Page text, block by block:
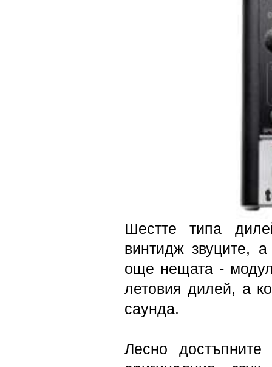
Шестте типа
винтидж звуците,
още нещата -
летовия дилей, а
саунда.
Лесно